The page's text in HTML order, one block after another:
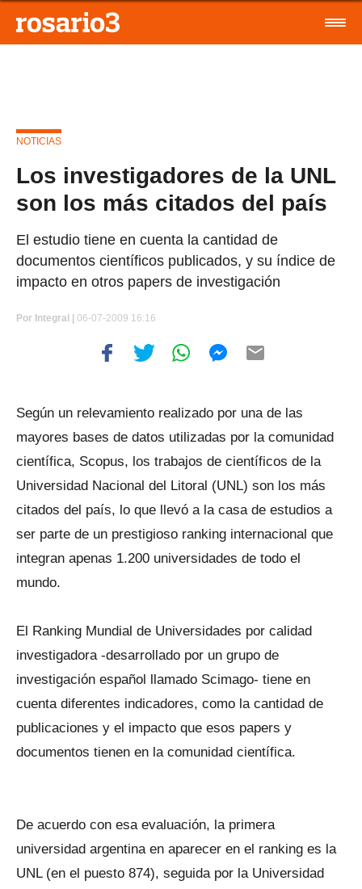
NOTICIAS
Los investigadores de la UNL
son los más citados del país
El estudio tiene en cuenta la cantidad de
documentos científicos publicados, y su índice de
impacto en otros papers de investigación
Por Integral | 06-07-2009 16:16
Según un relevamiento realizado por una de las
mayores bases de datos utilizadas por la comunidad
científica, Scopus, los trabajos de científicos de la
Universidad Nacional del Litoral (UNL) son los más
citados del país, lo que llevó a la casa de estudios a
ser parte de un prestigioso ranking internacional que
integran apenas 1.200 universidades de todo el
mundo.
El Ranking Mundial de Universidades por calidad
investigadora -desarrollado por un grupo de
investigación español llamado Scimago- tiene en
cuenta diferentes indicadores, como la cantidad de
publicaciones y el impacto que esos papers y
documentos tienen en la comunidad científica.
De acuerdo con esa evaluación, la primera
universidad argentina en aparecer en el ranking es la
UNL (en el puesto 874), seguida por la Universidad